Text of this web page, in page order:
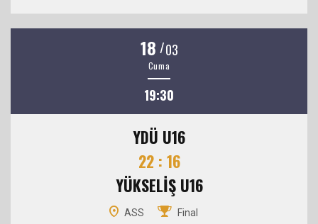
18 /03
Cuma
19:30
YDÜ U16
22 : 16
YÜKSELİŞ U16
ASS Final